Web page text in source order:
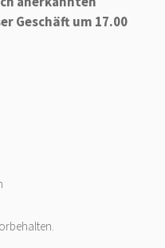
Geschäft um 17.00